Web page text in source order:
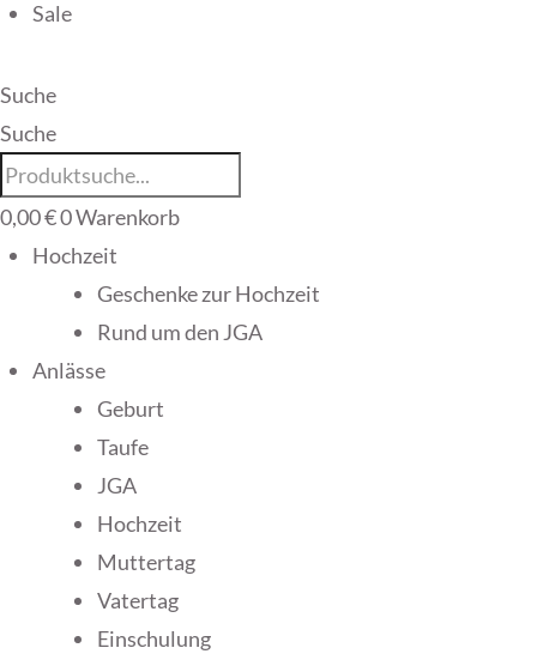
Sale
Suche
Suche
0,00€0Warenkorb
Hochzeit
Geschenke zur Hochzeit
Rund um den JGA
Anlässe
Geburt
Taufe
JGA
Hochzeit
Muttertag
Vatertag
Einschulung